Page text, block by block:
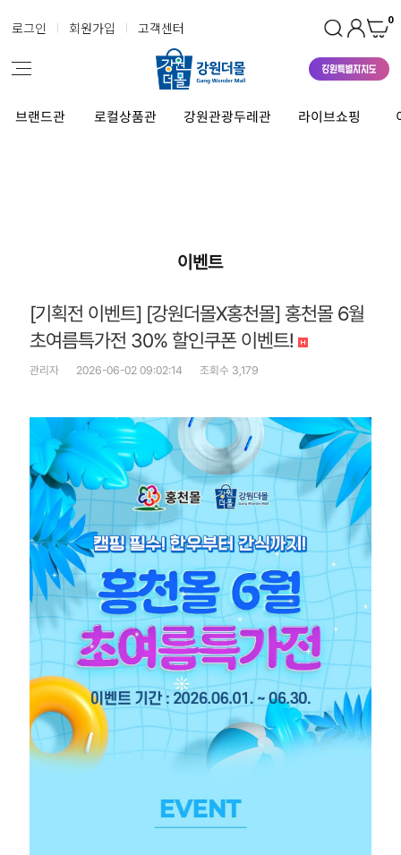
로그인 회원가입 고객센터 0
브랜드관 로컬상품관 강원관광두레관 라이브쇼핑
이벤트
[기획전 이벤트] [강원더몰X홍천몰] 홍천몰 6월
초여름특가전 30% 할인쿠폰 이벤트!
관리자 2026-06-02 09:02:14 조회수 3,179